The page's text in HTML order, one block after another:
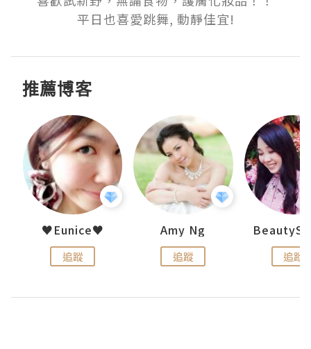
平日也喜愛跳舞, 動靜佳宜!
推薦博客
♥Eunice♥
追蹤
Amy Ng
追蹤 追蹤